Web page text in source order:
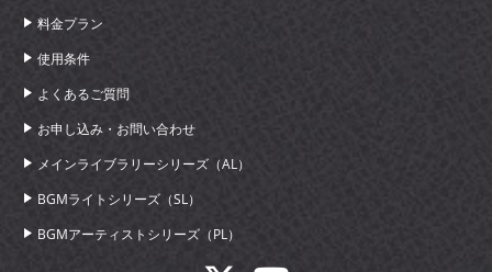
料金プラン
使用条件
よくあるご質問
お申し込み・お問い合わせ
メインライブラリーシリーズ（AL）
BGMライトシリーズ（SL）
BGMアーティストシリーズ（PL）